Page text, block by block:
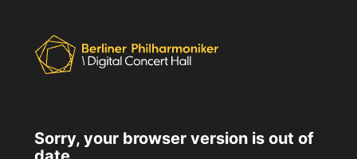
Sorry, your browser version is out of